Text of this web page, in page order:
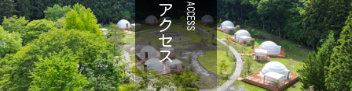
ACCESS
アクセス